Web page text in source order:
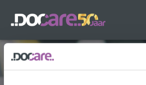
-
Uw